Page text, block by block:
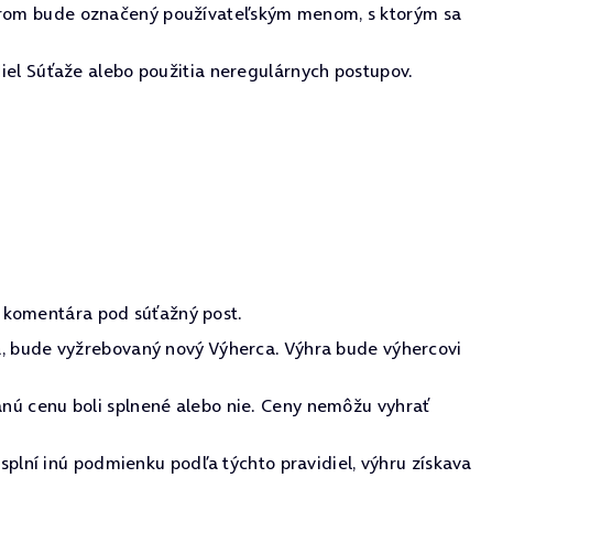
bude označený používateľským menom, s ktorým sa
Súťaže alebo použitia neregulárnych postupov.
pod súťažný post.
vyžrebovaný nový Výherca. Výhra bude výhercovi
cenu boli splnené alebo nie. Ceny nemôžu vyhrať
inú podmienku podľa týchto pravidiel, výhru získava